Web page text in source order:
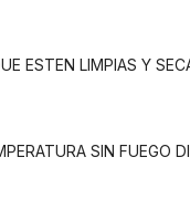
ESTEN LIMPIAS Y
SIN FUEGO